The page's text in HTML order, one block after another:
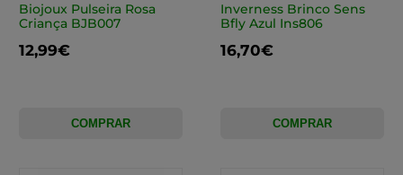
Biojoux Pulseira Rosa
Criança BJB007
12,99€
COMPRAR
Inverness Brinco Sens
Bfly Azul Ins806
16,70€
COMPRAR